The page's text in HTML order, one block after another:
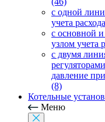
с одной
учета
с основной
узлом учета
с двумя
давление
(8)
Котельные
Меню